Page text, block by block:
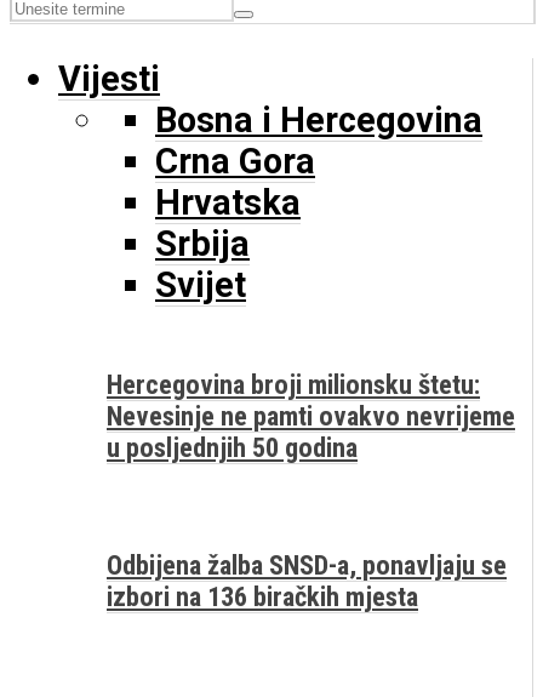
Vijesti
Bosna i Hercegovina
Crna Gora
Hrvatska
Srbija
Svijet
Hercegovina broji milionsku štetu:
Nevesinje ne pamti ovakvo nevrijeme
u posljednjih 50 godina
Odbijena žalba SNSD-a, ponavljaju se
izbori na 136 biračkih mjesta